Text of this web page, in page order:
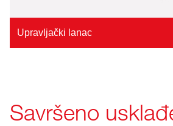
Upravljački lanac
Savršeno